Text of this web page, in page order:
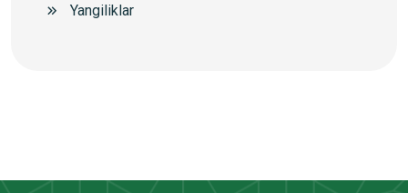
Yangiliklar